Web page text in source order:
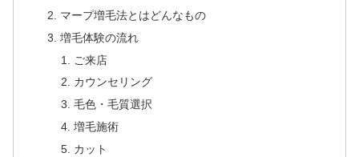
マープ増毛法とはどんなもの
増毛体験の流れ
ご来店
カウンセリング
毛色・毛質選択
増毛施術
カット